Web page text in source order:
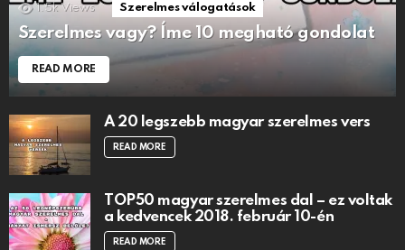
1.5k Views Szerelmes válogatások
Szerelmes vagy? Íme 10 megható gondolat
READ MORE
A 20 legszebb magyar szerelmes vers
READ MORE
TOP50 magyar szerelmes dal – ez voltak
a kedvencek 2018. február 10-én
READ MORE